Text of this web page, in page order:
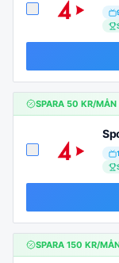
SPARA 50 KR/MÅN
SPARA 150 KR/